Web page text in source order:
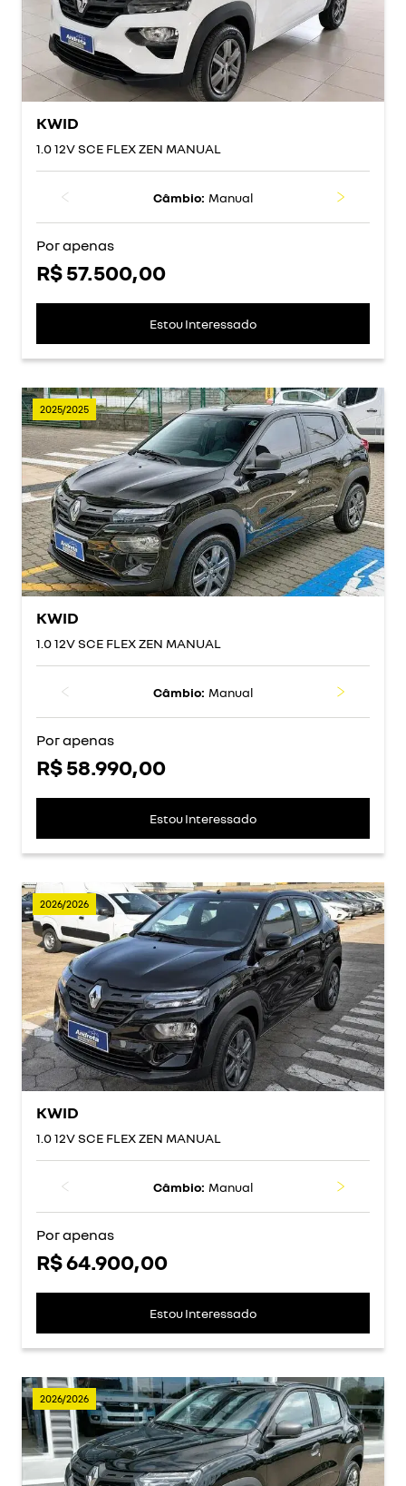
KWID
1.0 12V SCE FLEX ZEN MANUAL
Câmbio: Manual
Por apenas
R$ 57.500,00
Estou Interessado
2025/2025
KWID
1.0 12V SCE FLEX ZEN MANUAL
Câmbio: Manual
Por apenas
R$ 58.990,00
Estou Interessado
2026/2026
KWID
1.0 12V SCE FLEX ZEN MANUAL
Câmbio: Manual
Por apenas
R$ 64.900,00
Estou Interessado
2026/2026